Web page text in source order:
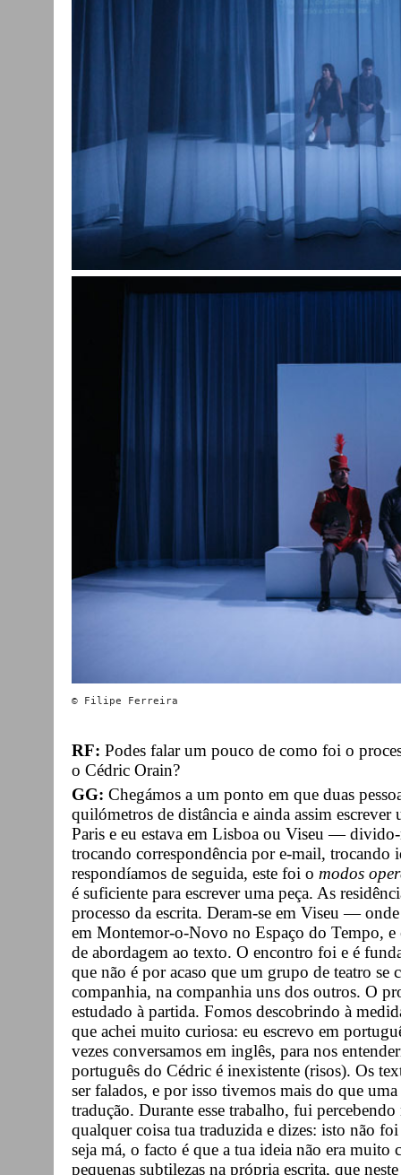
RF: Podes falar um pouco de como foi o
o Cédric Orain?
GG: Chegámos a um ponto em que duas
quilómetros de distância e ainda assim
Paris e eu estava em Lisboa ou Viseu — divido-
trocando correspondência por e-mail, trocando
respondíamos de seguida, este foi o modos
é suficiente para escrever uma peça. As
processo da escrita. Deram-se em Viseu —
em Montemor-o-Novo no Espaço do Tempo, e
de abordagem ao texto. O encontro foi e é
que não é por acaso que um grupo de teatro se
companhia, na companhia uns dos outros. O
estudado à partida. Fomos descobrindo à
que achei muito curiosa: eu escrevo em
vezes conversamos em inglês, para nos
português do Cédric é inexistente (risos). Os
ser falados, e por isso tivemos mais do que
tradução. Durante esse trabalho, fui
qualquer coisa tua traduzida e dizes: isto não
seja má, o facto é que a tua ideia não era muito
pequenas subtilezas na própria escrita, que